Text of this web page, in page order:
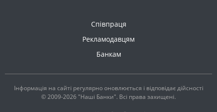
Співпраця
Рекламодавцям
Банкам
Інформація на сайті регулярно оновлюється і відповідає дійсності
© 2009-2026 "Наші Банки". Всі права захищені.